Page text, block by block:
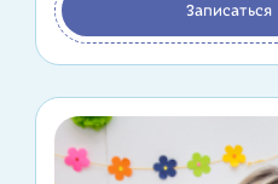
Записаться